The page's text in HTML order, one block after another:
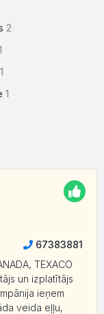
2
1
1
67383881
TEXACO
un izplatītājs
ieņem
veida eļļu,